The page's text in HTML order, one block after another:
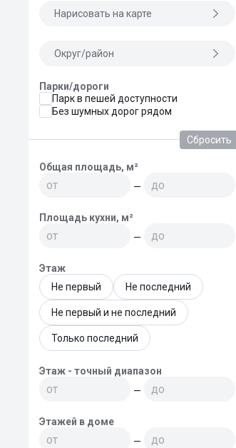
Нарисовать на карте
Округ/район
Парки/дороги
Парк в пешей доступности
Без шумных дорог рядом
Сбросить
Общая площадь, м²
—
Площадь кухни, м²
—
Этаж
Не первый
Не последний
Не первый и не последний
Только последний
Этаж - точный диапазон
—
Этажей в доме
—